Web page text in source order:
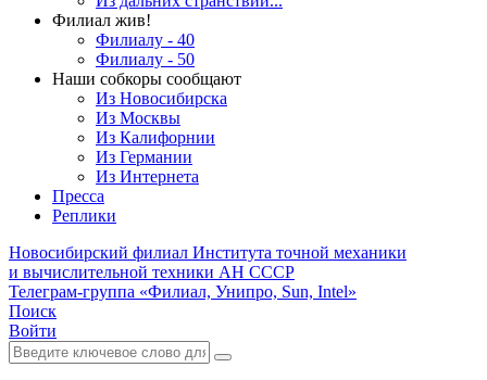
Филиал жив!
Филиалу - 40
Филиалу - 50
Наши собкоры сообщают
Из Новосибирска
Из Москвы
Из Калифорнии
Из Германии
Из Интернета
Пресса
Реплики
Новосибирский филиал Института точной механики
и вычислительной техники АН СССР
Телеграм-группа «Филиал, Унипро, Sun, Intel»
Поиск
Войти